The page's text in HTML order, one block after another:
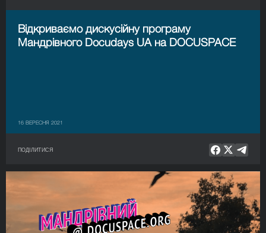
Відкриваємо дискусійну програму
Мандрівного Docudays UA на DOCUSPACE
16 ВЕРЕСНЯ 2021
ПОДІЛИТИСЯ